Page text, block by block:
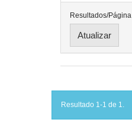
Resultados/Página
Resultado 1-1 de 1.